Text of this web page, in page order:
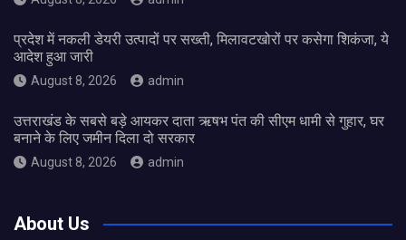
प्रदेश में नकली डेयरी उत्पादों पर सख्ती, मिलावटखोरों पर कसेगा शिकंजा, ये
आदेश हुआ जारी
August 8, 2026 admin
उत्तराखंड के सबसे बड़े आयकर दाता ऋषभ पंत की सीएम धामी से गुहार, घर
बनाने के लिए जमीन दिला दो सरकार
August 8, 2026 admin
About Us